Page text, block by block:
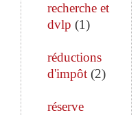
recherche et
dvlp (1)
réductions
d'impôt (2)
réserve